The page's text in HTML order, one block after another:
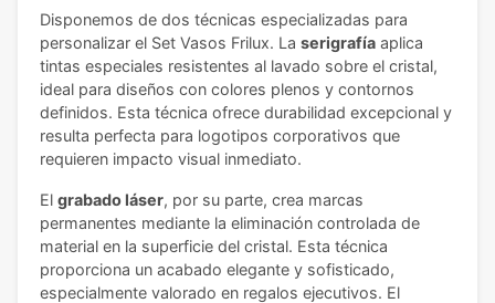
Disponemos de dos técnicas especializadas para
personalizar el Set Vasos Frilux. La serigrafía aplica
tintas especiales resistentes al lavado sobre el cristal,
ideal para diseños con colores plenos y contornos
definidos. Esta técnica ofrece durabilidad excepcional y
resulta perfecta para logotipos corporativos que
requieren impacto visual inmediato.
El grabado láser, por su parte, crea marcas
permanentes mediante la eliminación controlada de
material en la superficie del cristal. Esta técnica
proporciona un acabado elegante y sofisticado,
especialmente valorado en regalos ejecutivos. El